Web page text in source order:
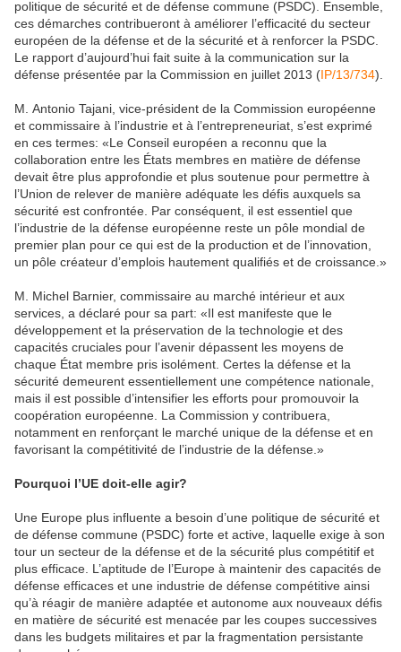
politique de sécurité et de défense commune (PSDC). Ensemble,
ces démarches contribueront à améliorer l’efficacité du secteur
européen de la défense et de la sécurité et à renforcer la PSDC.
Le rapport d’aujourd’hui fait suite à la communication sur la
défense présentée par la Commission en juillet 2013 (IP/13/734).
M. Antonio Tajani, vice-président de la Commission européenne
et commissaire à l’industrie et à l’entrepreneuriat, s’est exprimé
en ces termes: «Le Conseil européen a reconnu que la
collaboration entre les États membres en matière de défense
devait être plus approfondie et plus soutenue pour permettre à
l’Union de relever de manière adéquate les défis auxquels sa
sécurité est confrontée. Par conséquent, il est essentiel que
l’industrie de la défense européenne reste un pôle mondial de
premier plan pour ce qui est de la production et de l’innovation,
un pôle créateur d’emplois hautement qualifiés et de croissance.»
M. Michel Barnier, commissaire au marché intérieur et aux
services, a déclaré pour sa part: «Il est manifeste que le
développement et la préservation de la technologie et des
capacités cruciales pour l’avenir dépassent les moyens de
chaque État membre pris isolément. Certes la défense et la
sécurité demeurent essentiellement une compétence nationale,
mais il est possible d’intensifier les efforts pour promouvoir la
coopération européenne. La Commission y contribuera,
notamment en renforçant le marché unique de la défense et en
favorisant la compétitivité de l’industrie de la défense.»
Pourquoi l’UE doit-elle agir?
Une Europe plus influente a besoin d’une politique de sécurité et
de défense commune (PSDC) forte et active, laquelle exige à son
tour un secteur de la défense et de la sécurité plus compétitif et
plus efficace. L’aptitude de l’Europe à maintenir des capacités de
défense efficaces et une industrie de défense compétitive ainsi
qu’à réagir de manière adaptée et autonome aux nouveaux défis
en matière de sécurité est menacée par les coupes successives
dans les budgets militaires et par la fragmentation persistante